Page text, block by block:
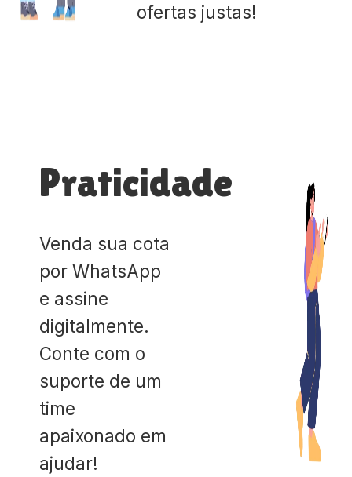
ofertas justas!
Praticidade
Venda sua cota
por WhatsApp
e assine
digitalmente.
Conte com o
suporte de um
time
apaixonado em
ajudar!